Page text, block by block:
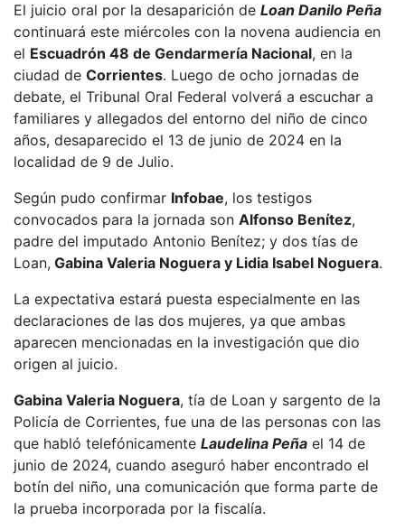
El juicio oral por la desaparición de Loan Danilo Peña
continuará este miércoles con la novena audiencia en
el Escuadrón 48 de Gendarmería Nacional, en la
ciudad de Corrientes. Luego de ocho jornadas de
debate, el Tribunal Oral Federal volverá a escuchar a
familiares y allegados del entorno del niño de cinco
años, desaparecido el 13 de junio de 2024 en la
localidad de 9 de Julio.
Según pudo confirmar Infobae, los testigos
convocados para la jornada son Alfonso Benítez,
padre del imputado Antonio Benítez; y dos tías de
Loan, Gabina Valeria Noguera y Lidia Isabel Noguera.
La expectativa estará puesta especialmente en las
declaraciones de las dos mujeres, ya que ambas
aparecen mencionadas en la investigación que dio
origen al juicio.
Gabina Valeria Noguera, tía de Loan y sargento de la
Policía de Corrientes, fue una de las personas con las
que habló telefónicamente Laudelina Peña el 14 de
junio de 2024, cuando aseguró haber encontrado el
botín del niño, una comunicación que forma parte de
la prueba incorporada por la fiscalía.